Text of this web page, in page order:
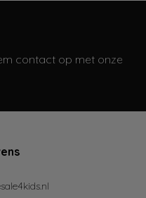
contact op met onze